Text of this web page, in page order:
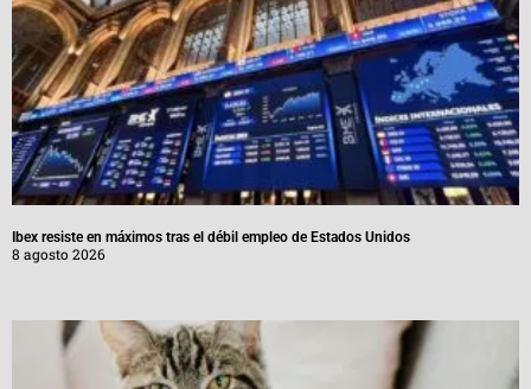
Ibex resiste en máximos tras el débil empleo de Estados Unidos
8 agosto 2026